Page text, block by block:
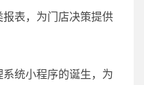
表，为门店决策提供
统小程序的诞生，为